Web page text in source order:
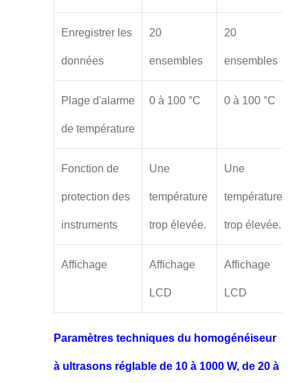
Enregistrer les
données
20
ensembles
20
ensembles
Plage d'alarme
de température
0 à 100 °C 0 à 100 °C
Fonction de
protection des
instruments
Une
température
trop élevée.
Une
température
trop élevée.
Affichage Affichage
LCD
Affichage
LCD
Paramètres techniques du homogénéiseur
à ultrasons réglable de 10 à 1000 W, de 20 à